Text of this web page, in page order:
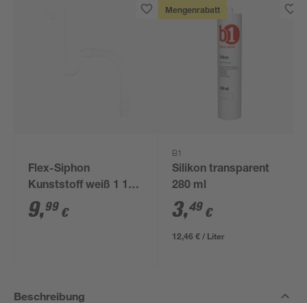
Flex-Siphon
Kunststoff weiß 1 1/2'
x 40/50 mm
9,99 €
Mengenrabatt
B1
Silikon transparent
280 ml
3,49 €
12,46 € / Liter
Beschreibung